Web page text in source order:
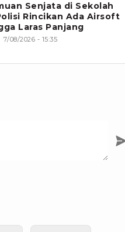
Senjata di Sekolah
Rincikan Ada Airsoft
Laras Panjang
7/08/2026 - 15:35